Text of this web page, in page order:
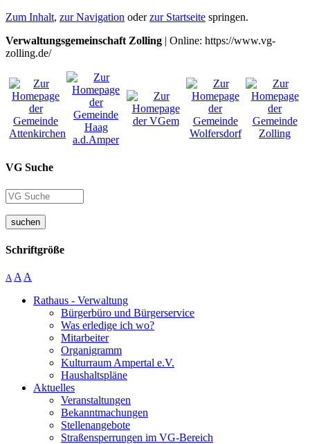
Zum Inhalt, zur Navigation oderzur Startseite springen.
Verwaltungsgemeinschaft Zolling | Online: https://www.vg-
zolling.de/
VG Suche
suchen
Schriftgröße
A A A
Rathaus - Verwaltung
Bürgerbüro und Bürgerservice
Was erledige ich wo?
Mitarbeiter
Organigramm
Kulturraum Ampertal e.V.
Haushaltspläne
Aktuelles
Veranstaltungen
Bekanntmachungen
Stellenangebote
Straßensperrungen im VG-Bereich